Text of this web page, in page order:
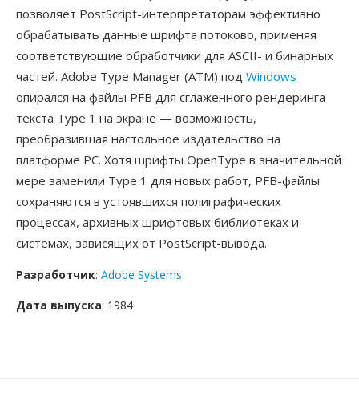
позволяет PostScript-интерпретаторам эффективно
обрабатывать данные шрифта потоково, применяя
соответствующие обработчики для ASCII- и бинарных
частей. Adobe Type Manager (ATM) под Windows
опирался на файлы PFB для сглаженного рендеринга
текста Type 1 на экране — возможность,
преобразившая настольное издательство на
платформе PC. Хотя шрифты OpenType в значительной
мере заменили Type 1 для новых работ, PFB-файлы
сохраняются в устоявшихся полиграфических
процессах, архивных шрифтовых библиотеках и
системах, зависящих от PostScript-вывода.
Разработчик: Adobe Systems
Дата выпуска: 1984